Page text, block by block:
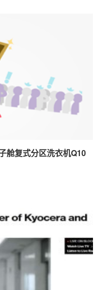
舱复式分区洗衣机Q10